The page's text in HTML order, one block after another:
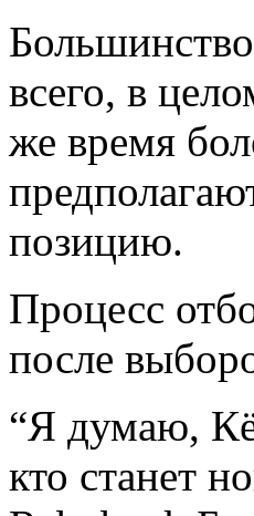
всего, в
же время
позицию.
Процесс
после
“Я думаю,
кто станет